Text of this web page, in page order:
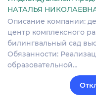
НАТАЛЬЯ
Описание компании:
центр комплексного
билингвальный сад
Обязанности:
образовательной…